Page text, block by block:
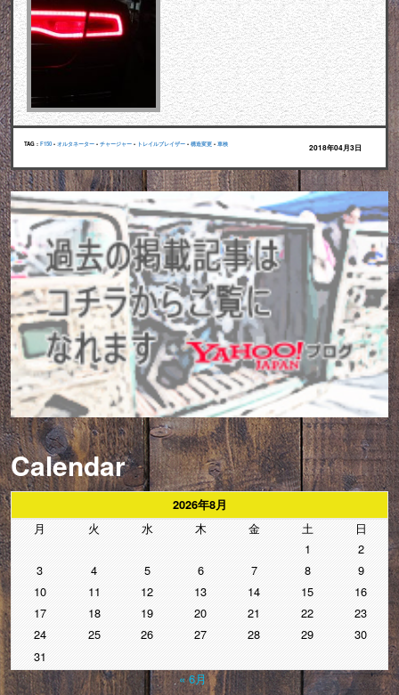
TAG : F150 • オルタネーター • チャージャー • トレイルブレイザー • 構造変更 • 車検 2018年04月3日
Calendar
2026年8月
月 火 水 木 金 土
日
1
2
3
4 5 6 7 8
9
10
11 12 13 14 15
16
17
18 19 20 21 22
23
24
25 26 27 28 29
30
31
« 6月